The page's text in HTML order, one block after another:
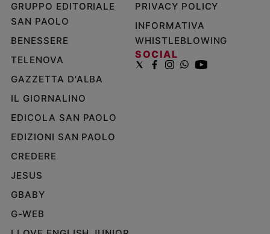
GRUPPO EDITORIALE
SAN PAOLO
BENESSERE
TELENOVA
GAZZETTA D'ALBA
IL GIORNALINO
EDICOLA SAN PAOLO
EDIZIONI SAN PAOLO
CREDERE
JESUS
GBABY
G-WEB
PRIVACY POLICY
INFORMATIVA
WHISTLEBLOWING
SOCIAL